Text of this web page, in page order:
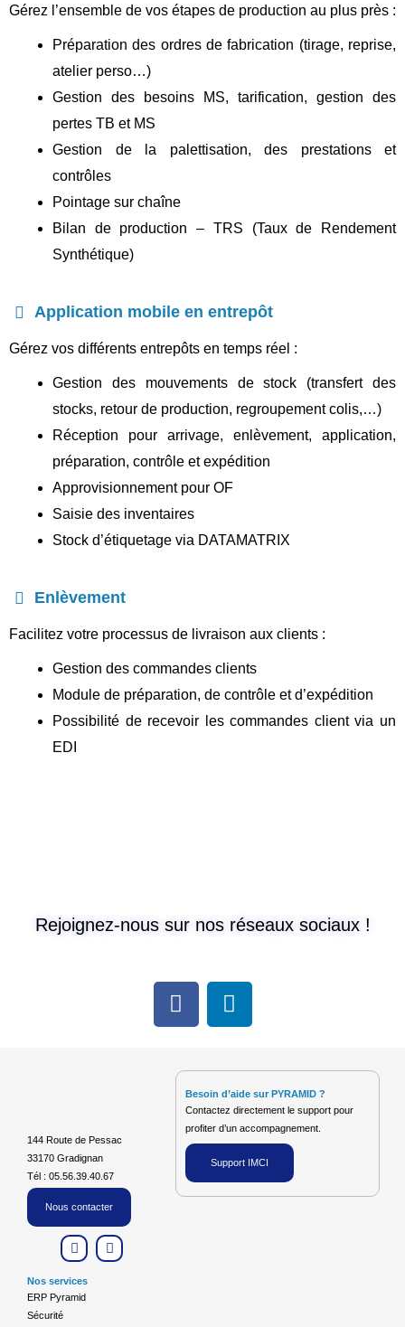
Gérez l’ensemble de vos étapes de production au plus près :
Préparation des ordres de fabrication (tirage, reprise,
atelier perso…)
Gestion des besoins MS, tarification, gestion des
pertes TB et MS
Gestion de la palettisation, des prestations et
contrôles
Pointage sur chaîne
Bilan de production – TRS (Taux de Rendement
Synthétique)
Application mobile en entrepôt
Gérez vos différents entrepôts en temps réel :
Gestion des mouvements de stock (transfert des
stocks, retour de production, regroupement colis,…)
Réception pour arrivage, enlèvement, application,
préparation, contrôle et expédition
Approvisionnement pour OF
Saisie des inventaires
Stock d’étiquetage via DATAMATRIX
Enlèvement
Facilitez votre processus de livraison aux clients :
Gestion des commandes clients
Module de préparation, de contrôle et d’expédition
Possibilité de recevoir les commandes client via un
EDI
Rejoignez-nous sur nos réseaux sociaux !
F
a
c
b
o
o
k
L
i
n
e
d
i
n
144 Route de Pessac
33170 Gradignan
Tél : 05.56.39.40.67
Nous contacter
L
i
n
k
e
F
a
c
Nos services
ERP Pyramid
Sécurité
Besoin d’aide sur PYRAMID ?
Contactez directement le support pour
profiter d’un accompagnement.
Support IMCI